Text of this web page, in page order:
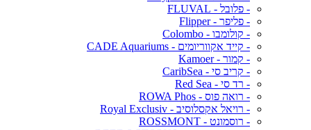
- פלובל - FLUVAL
- פליפר - Flipper
- קולומבו - Colombo
- קייד אקווריומים - CADE Aquariums
- קמור - Kamoer
- קריב סי - CaribSea
- רד סי - Red Sea
- רואה פוס - ROWA Phos
- רויאל אקסלוסיב - Royal Exclusiv
- רוסמונט - ROSSMONT